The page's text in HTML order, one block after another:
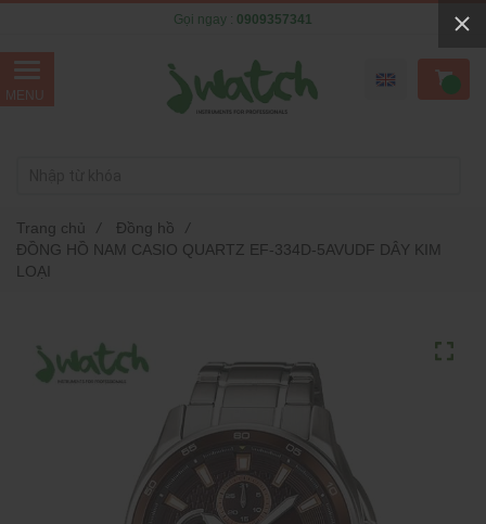
Trang chủ / Đồng hồ
/
ĐỒNG HỒ NAM CASIO QUARTZ EF-334D-5AVUDF DÂY KIM
LOẠI
Gọi ngay : 0909357341